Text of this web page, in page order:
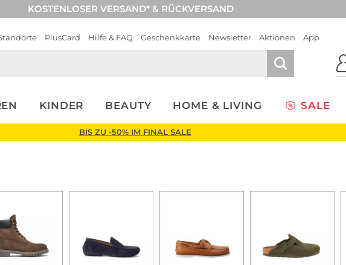
KOSTENLOSER VERSAND* & RÜCKVERSAND
PlusCard Hilfe & FAQ Geschenkkarte Newsletter Aktionen App
KINDER BEAUTY HOME & LIVING SALE
BIS ZU -50% IM FINAL SALE